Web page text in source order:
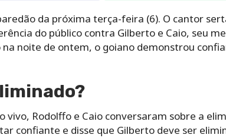
da próxima terça-feira (6). O cantor
do público contra Gilberto e Caio, seu
noite de ontem, o goiano demonstrou
vivo, Rodolffo e Caio conversaram sobre a
confiante e disse que Gilberto deve ser